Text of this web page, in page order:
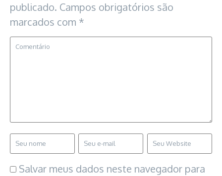
publicado. Campos obrigatórios são
marcados com *
Salvar meus dados neste navegador para